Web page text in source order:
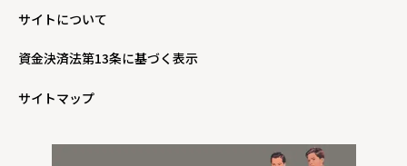
サイトについて
資金決済法第13条に基づく表示
サイトマップ